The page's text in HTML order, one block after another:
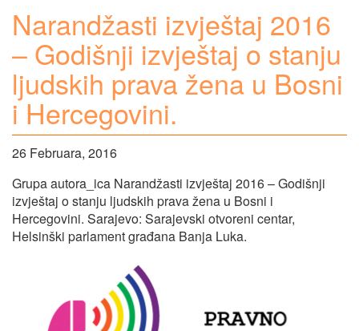
Narandžasti izvještaj 2016
– Godišnji izvještaj o stanju
ljudskih prava žena u Bosni
i Hercegovini.
26 Februara, 2016
Grupa autora_ica Narandžasti izvještaj 2016 – Godišnji
izvještaj o stanju ljudskih prava žena u Bosni i
Hercegovini. Sarajevo: Sarajevski otvoreni centar,
Helsinški parlament građana Banja Luka.